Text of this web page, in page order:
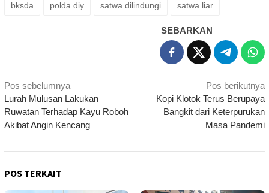
bksda polda diy satwa dilindungi satwa liar
SEBARKAN
Navigasi
pos
Pos sebelumnya
Lurah Mulusan Lakukan
Ruwatan Terhadap Kayu Roboh
Akibat Angin Kencang
Pos berikutnya
Kopi Klotok Terus Berupaya
Bangkit dari Keterpurukan
Masa Pandemi
POS TERKAIT